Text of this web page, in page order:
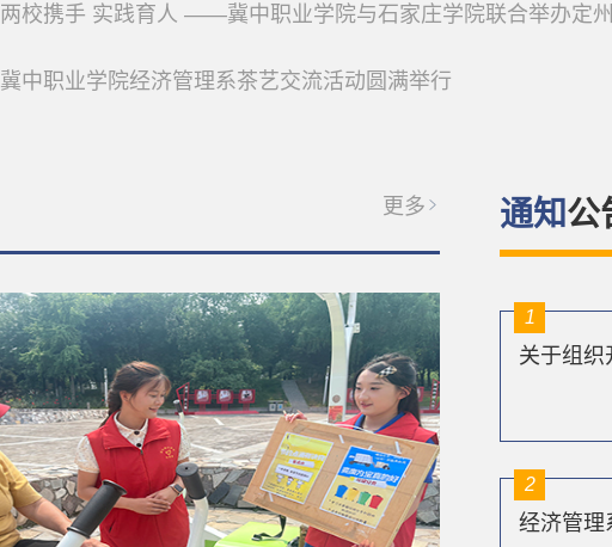
两校携手 实践育人 ——冀中职业学院与石家庄学院联合举办定州田野调查实践活动成果汇
冀中职业学院经济管理系茶艺交流活动圆满举行
更多 通知
1
2